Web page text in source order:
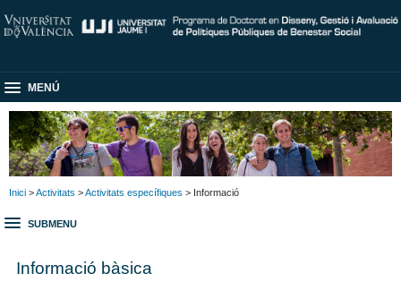
MENÚ
Inici >Activitats >Activitats específiques > Informació
SUBMENU
Informació bàsica